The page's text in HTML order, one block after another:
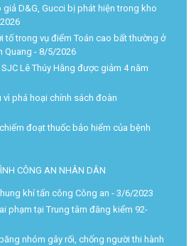
giả D&G, Gucci bị phát hiện trong kho
tố trong vụ điểm Toán cao bất thường ở
Quang - 8/5/2026
Lê Thúy Hằng được giảm 4 năm
vì phá hoại chính sách đoàn
đoạt thuốc bảo hiểm của bệnh
CÔNG AN NHÂN DÂN
khí tấn công Công an - 3/6/2023
phạm tại Trung tâm đăng kiểm 92-
nhóm gây rối, chống người thi hành